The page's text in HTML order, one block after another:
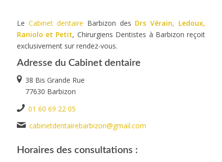
Le Cabinet dentaire Barbizon des Drs Vérain, Ledoux,
Raniolo et Petit, Chirurgiens Dentistes à Barbizon reçoit
exclusivement sur rendez-vous.
Adresse du Cabinet dentaire
38 Bis Grande Rue
77630 Barbizon
01 60 69 22 05
cabinetdentairebarbizon@gmail.com
Horaires des consultations :